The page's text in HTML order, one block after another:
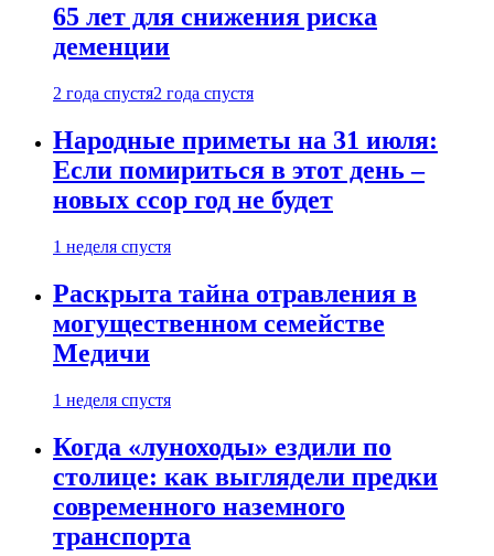
65 лет для снижения риска
деменции
2 года спустя2 года спустя
Народные приметы на 31 июля:
Если помириться в этот день –
новых ссор год не будет
1 неделя спустя
Раскрыта тайна отравления в
могущественном семействе
Медичи
1 неделя спустя
Когда «луноходы» ездили по
столице: как выглядели предки
современного наземного
транспорта